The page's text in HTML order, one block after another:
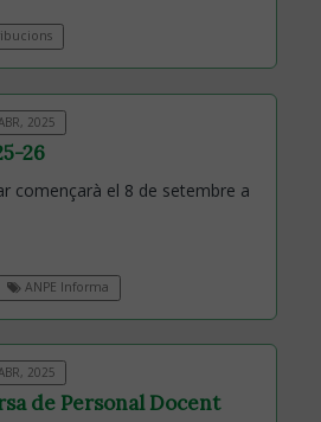
2025
26
començarà el 8 de setembre a
ANPE Informa
2025
de Personal Docent